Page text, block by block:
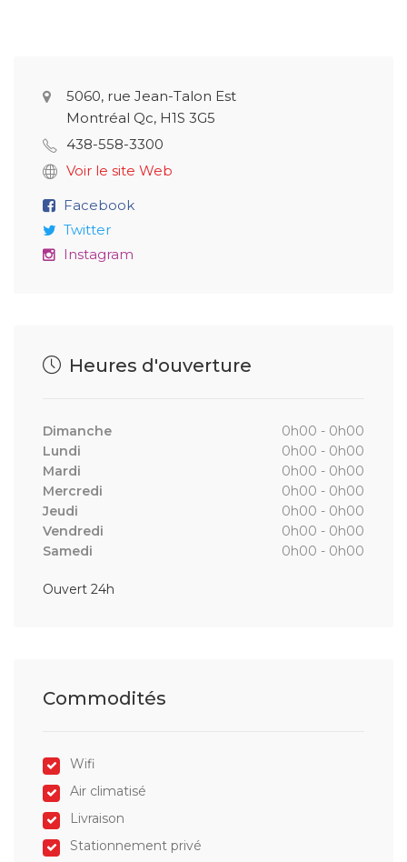
5060, rue Jean-Talon Est
Montréal Qc, H1S 3G5
438-558-3300
Voir le site Web
Facebook
Twitter
Instagram
Heures d'ouverture
Dimanche
0h00 - 0h00
Lundi
0h00 - 0h00
Mardi
0h00 - 0h00
Mercredi
0h00 - 0h00
Jeudi
0h00 - 0h00
Vendredi
0h00 - 0h00
Samedi
0h00 - 0h00
Ouvert 24h
Commodités
Wifi
Air climatisé
Livraison
Stationnement privé